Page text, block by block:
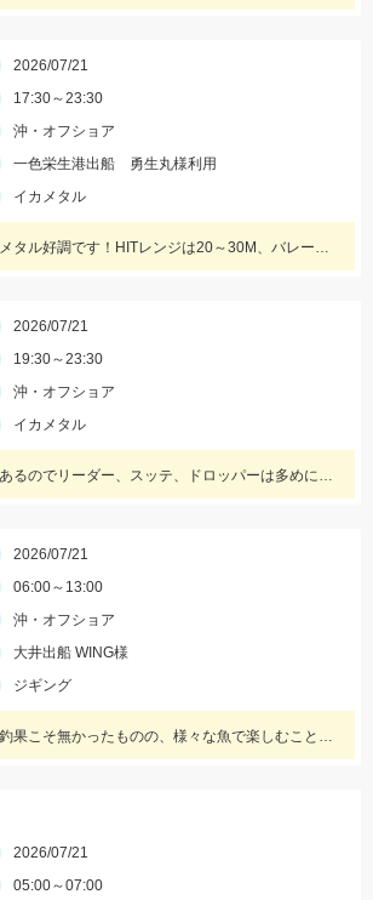
2026/07/21
17:30～23:30
沖・オフショア
一色栄生港出船 勇生丸様利用
イカメタル
伊勢湾のイカメタル好調です！HITレンジは20～30M、バレーヒルミニリンやボーズレスTG服部などが良かったです！
2026/07/21
19:30～23:30
沖・オフショア
イカメタル
サバの回遊があるのでリーダー、スッテ、ドロッパーは多めに持って行きましょう♪
2026/07/21
06:00～13:00
沖・オフショア
大井出船 WING様
ジギング
当日は大物の釣果こそ無かったものの、様々な魚で楽しむことが出来ました!!
2026/07/21
05:00～07:00